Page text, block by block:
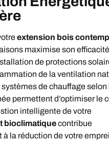
extension bois
maximise son efficacité
de protections
de la ventilation
systèmes de chauffage selon
permettent d’optimiser le
intelligente de votre
bioclimatiquecontribue
la réduction de votre